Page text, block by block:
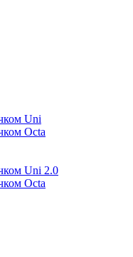
Uni
Octa
Uni 2.0
Octa